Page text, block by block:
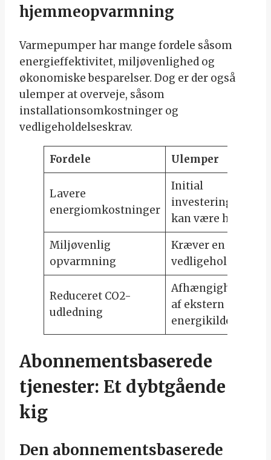
hjemmeopvarmning
Varmepumper har mange fordele såsom
energieffektivitet, miljøvenlighed og
økonomiske besparelser. Dog er der også
ulemper at overveje, såsom
installationsomkostninger og
vedligeholdelseskrav.
Fordele Ulemper
Lavere
energiomkostninger
Initial
investering
kan være høj
Miljøvenlig
opvarmning
Kræver en vis
vedligeholdelse
Reduceret CO2-
udledning
Afhængighed
af ekstern
energikilde
Abonnementsbaserede
tjenester: Et dybtgående
kig
Den abonnementsbaserede